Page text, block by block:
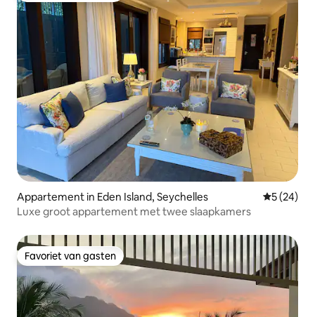
Appartement in Eden Island, Seychelles
5 (24)
Luxe groot appartement met twee slaapkamers
Favoriet van gasten
Favoriet van gasten